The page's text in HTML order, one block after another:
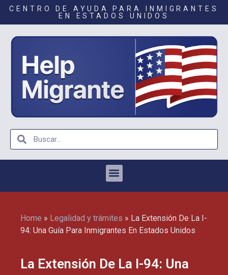
CENTRO DE AYUDA PARA INMIGRANTES
EN ESTADOS UNIDOS
Home » Legalidad y trámites » La Extensión De La I-
94: Una Guía Para Inmigrantes En Estados Unidos
La Extensión De La I-94: Una